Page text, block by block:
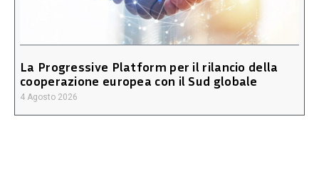
La Progressive Platform per il rilancio della
cooperazione europea con il Sud globale
4 Agosto 2026